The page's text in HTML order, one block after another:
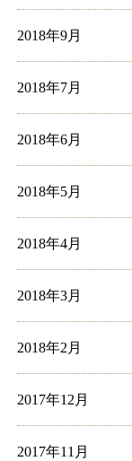
2018年9月
2018年7月
2018年6月
2018年5月
2018年4月
2018年3月
2018年2月
2017年12月
2017年11月